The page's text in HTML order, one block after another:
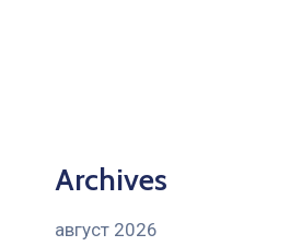
Archives
август 2026